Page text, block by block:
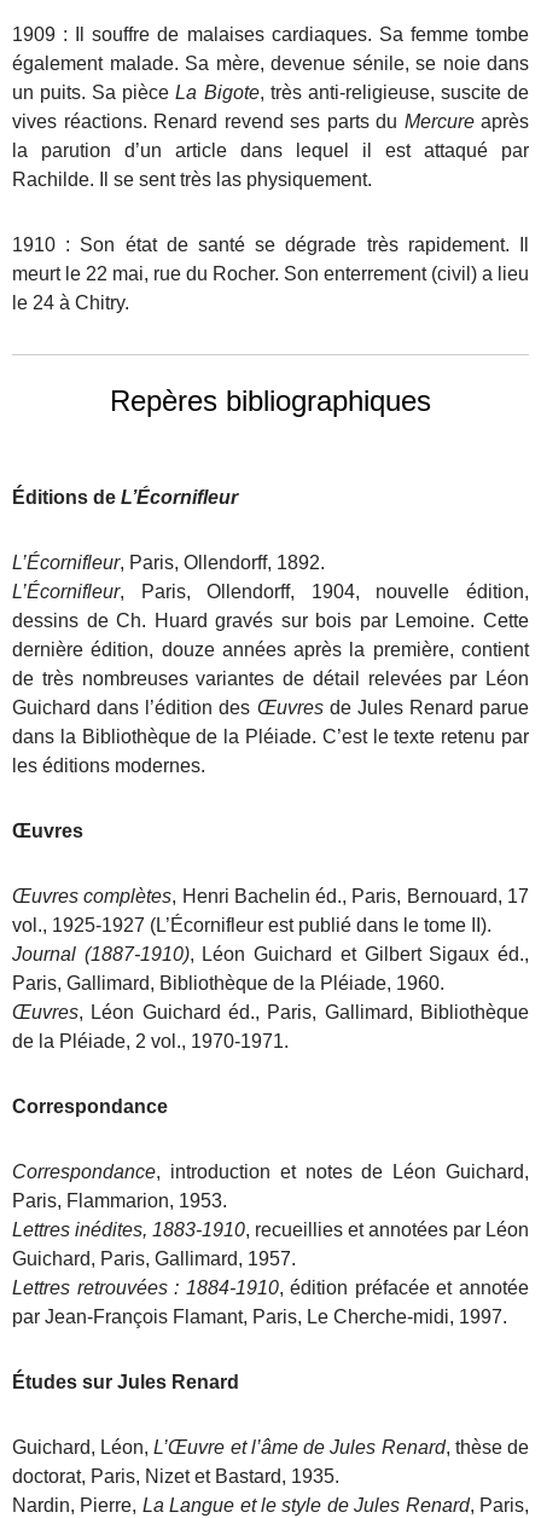
1909 : Il souffre de malaises cardiaques. Sa femme tombe
également malade. Sa mère, devenue sénile, se noie dans
un puits. Sa pièceLa Bigote, très anti-religieuse, suscite de
vives réactions. Renard revend ses parts du Mercureaprès
la parution d’un article dans lequel il est attaqué par
Rachilde. Il se sent très las physiquement.
1910 : Son état de santé se dégrade très rapidement. Il
meurt le 22 mai, rue du Rocher. Son enterrement (civil) a lieu
le 24 à Chitry.
Repères bibliographiques
Éditions de L’Écornifleur
L’Écornifleur, Paris, Ollendorff, 1892.
L’Écornifleur, Paris, Ollendorff, 1904, nouvelle édition,
dessins de Ch. Huard gravés sur bois par Lemoine. Cette
dernière édition, douze années après la première, contient
de très nombreuses variantes de détail relevées par Léon
Guichard dans l’édition des Œuvresde Jules Renard parue
dans la Bibliothèque de la Pléiade. C’est le texte retenu par
les éditions modernes.
Œuvres
Œuvres complètes, Henri Bachelin éd., Paris, Bernouard, 17
vol., 1925-1927 (L’Écornifleur est publié dans le tome II).
Journal (1887-1910), Léon Guichard et Gilbert Sigaux éd.,
Paris, Gallimard, Bibliothèque de la Pléiade, 1960.
Œuvres, Léon Guichard éd., Paris, Gallimard, Bibliothèque
de la Pléiade, 2 vol., 1970-1971.
Correspondance
Correspondance, introduction et notes de Léon Guichard,
Paris, Flammarion, 1953.
Lettres inédites, 1883-1910, recueillies et annotées par Léon
Guichard, Paris, Gallimard, 1957.
Lettres retrouvées : 1884-1910, édition préfacée et annotée
par Jean-François Flamant, Paris, Le Cherche-midi, 1997.
Études sur Jules Renard
Guichard, Léon,L’Œuvre et l’âme de Jules Renard, thèse de
doctorat, Paris, Nizet et Bastard, 1935.
Nardin, Pierre, La Langue et le style de Jules Renard, Paris,